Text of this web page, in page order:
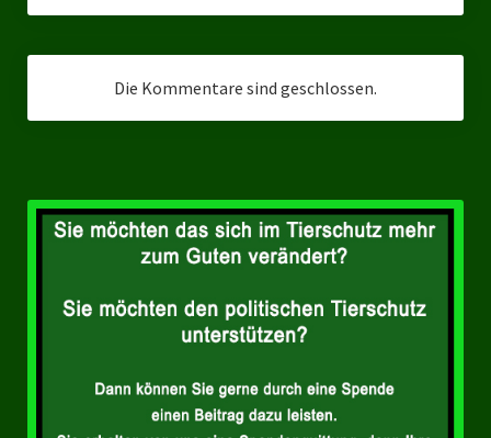
Wahlen
Kommunalwahl Nordrhein-Westfalen 2025
Unsere Oberbürgermeister-Kandidaten
Unsere Kandidaten für Duisburg
Europawahl 2024
Die Kommentare sind geschlossen.